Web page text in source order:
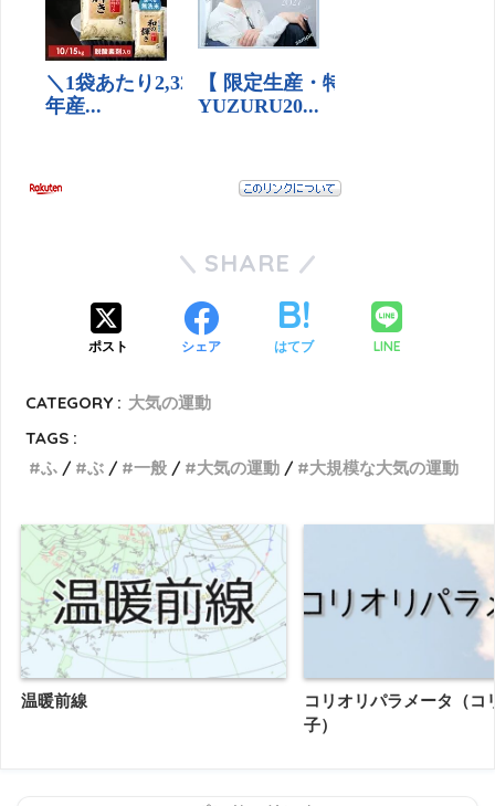
SHARE
ポスト シェア はてブ LINE
CATEGORY : 大気の運動
TAGS :
ふ
ぶ 一般 大気の運動 大規模な大気の運動
温暖前線
コリオリパラメータ（コ
子）